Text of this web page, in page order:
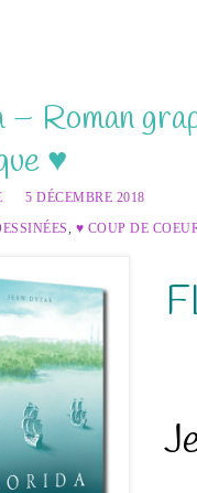
Roman
♥
5 DÉCEMBRE 2018
, ♥ COUP DE